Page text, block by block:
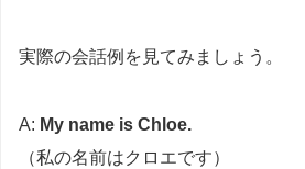
実際の会話例を見てみましょう。
A: My name is Chloe.
（私の名前はクロエです）